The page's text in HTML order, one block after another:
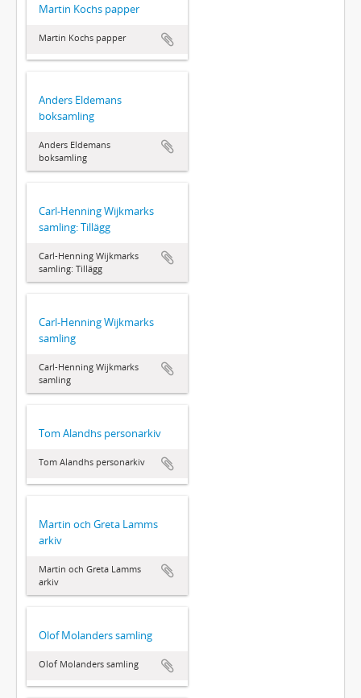
Martin Kochs papper
Martin Kochs papper
Anders Eldemans
boksamling
Anders Eldemans
boksamling
Carl-Henning Wijkmarks
samling: Tillägg
Carl-Henning Wijkmarks
samling: Tillägg
Carl-Henning Wijkmarks
samling
Carl-Henning Wijkmarks
samling
Tom Alandhs personarkiv
Tom Alandhs personarkiv
Martin och Greta Lamms
arkiv
Martin och Greta Lamms
arkiv
Olof Molanders samling
Olof Molanders samling